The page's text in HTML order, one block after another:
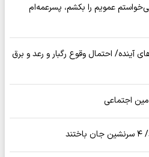
عمویم را بکشم، پسرعمه‌ام
احتمال وقوع رگبار و رعد و برق
اجتماعی